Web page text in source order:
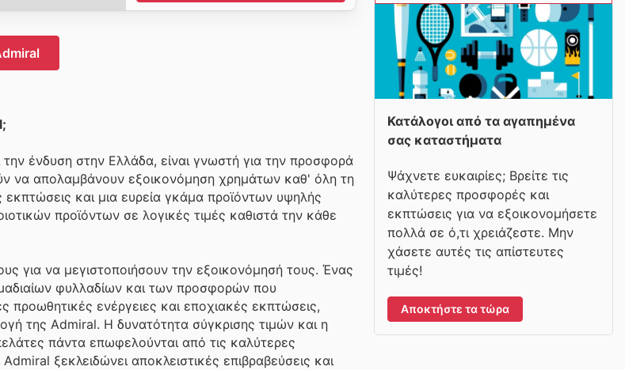
ένδυση στην Ελλάδα, είναι γνωστή για την προσφορά
να απολαμβάνουν εξοικονόμηση χρημάτων καθ' όλη τη
εκπτώσεις και μια ευρεία γκάμα προϊόντων υψηλής
προϊόντων σε λογικές τιμές καθιστά την κάθε
για να μεγιστοποιήσουν την εξοικονόμησή τους. Ένας
φυλλαδίων και των προσφορών που
ενέργειες και εποχιακές εκπτώσεις,
της Admiral. Η δυνατότητα σύγκρισης τιμών και η
πάντα επωφελούνται από τις καλύτερες
ξεκλειδώνει αποκλειστικές επιβραβεύσεις και
Κατάλογοι από τα αγαπημένα
σας καταστήματα
Ψάχνετε ευκαιρίες; Βρείτε τις
καλύτερες προσφορές και
εκπτώσεις για να εξοικονομήσετε
πολλά σε ό,τι χρειάζεστε. Μην
χάσετε αυτές τις απίστευτες
τιμές!
Αποκτήστε τα τώρα